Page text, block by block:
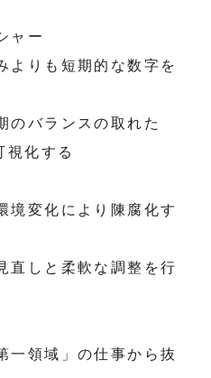
ャー
よりも短期的な数字を
のバランスの取れた
視化する
境変化により陳腐化す
直しと柔軟な調整を行
一領域」の仕事から抜